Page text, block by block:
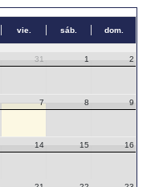
vie. sáb. dom.
31 1 2
7 8 9
14 15 16